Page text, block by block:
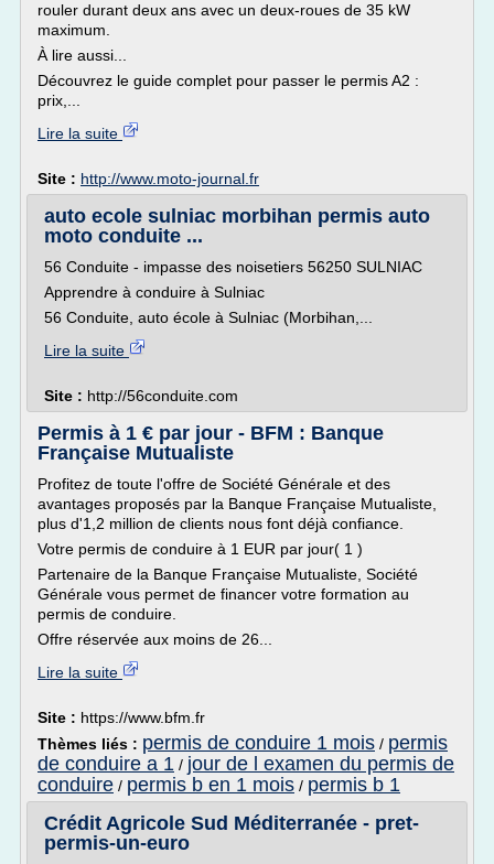
rouler durant deux ans avec un deux-roues de 35 kW
maximum.
À lire aussi...
Découvrez le guide complet pour passer le permis A2 :
prix,...
Lire la suite
Site : http://www.moto-journal.fr
auto ecole sulniac morbihan permis auto
moto conduite ...
56 Conduite - impasse des noisetiers 56250 SULNIAC
Apprendre à conduire à Sulniac
56 Conduite, auto école à Sulniac (Morbihan,...
Lire la suite
Site : http://56conduite.com
Permis à 1 € par jour - BFM : Banque
Française Mutualiste
Profitez de toute l'offre de Société Générale et des
avantages proposés par la Banque Française Mutualiste,
plus d'1,2 million de clients nous font déjà confiance.
Votre permis de conduire à 1 EUR par jour( 1 )
Partenaire de la Banque Française Mutualiste, Société
Générale vous permet de financer votre formation au
permis de conduire.
Offre réservée aux moins de 26...
Lire la suite
Site : https://www.bfm.fr
Thèmes liés : permis de conduire 1 mois / permis
de conduire a 1 / jour de l examen du permis de
conduire / permis b en 1 mois / permis b 1
Crédit Agricole Sud Méditerranée - pret-
permis-un-euro